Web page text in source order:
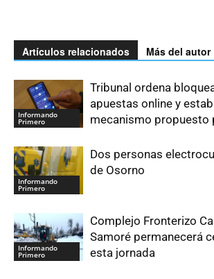
Artículos relacionados Más del autor
Informando
Primero
Tribunal ordena
apuestas online y
mecanismo propuesto
Informando
Primero
Dos personas
de Osorno
Informando
Primero
Complejo Fronterizo
Samoré permanecerá
esta jornada